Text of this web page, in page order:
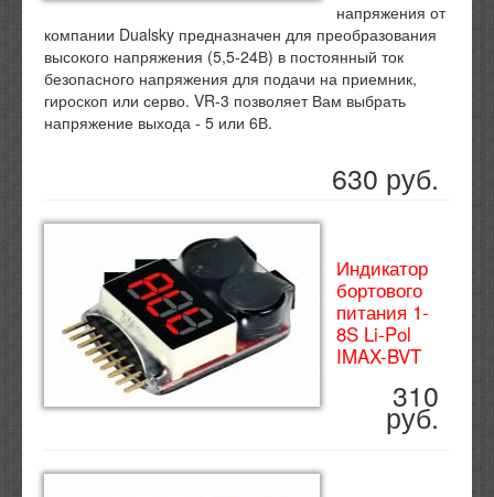
напряжения от
компании Dualsky предназначен для преобразования
высокого напряжения (5,5-24В) в постоянный ток
безопасного напряжения для подачи на приемник,
гироскоп или серво. VR-3 позволяет Вам выбрать
напряжение выхода - 5 или 6В.
630 руб.
Индикатор
бортового
питания 1-
8S Li-Pol
IMAX-BVT
310
руб.